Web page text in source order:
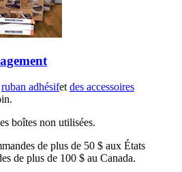
ruban adhésifetdes accessoires
boîtes non utilisées.
de plus de 50 $ aux États
de plus de 100 $ au Canada.